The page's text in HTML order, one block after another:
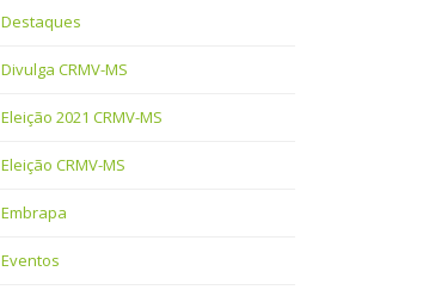
Destaques
Divulga CRMV-MS
Eleição 2021 CRMV-MS
Eleição CRMV-MS
Embrapa
Eventos